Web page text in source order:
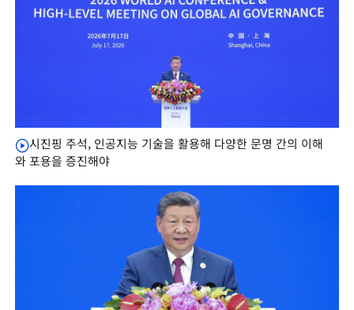
시진핑 주석, 인공지능 기술을 활용해 다양한 문명 간의 이해
와 포용을 증진해야